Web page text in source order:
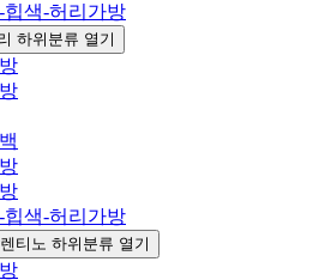
힙색-허리가방
하위분류 열기
힙색-허리가방
티노 하위분류 열기